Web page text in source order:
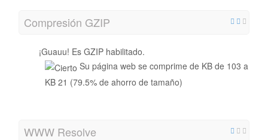
Compresión GZIP
¡Guauu! Es GZIP habilitado.
Su página web se comprime de KB de 103 a
KB 21 (79.5% de ahorro de tamaño)
WWW Resolve